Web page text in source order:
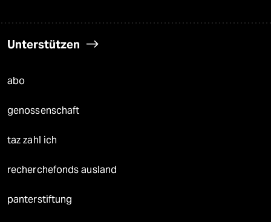
Unterstützen
abo
genossenschaft
taz zahl ich
recherchefonds ausland
panterstiftung